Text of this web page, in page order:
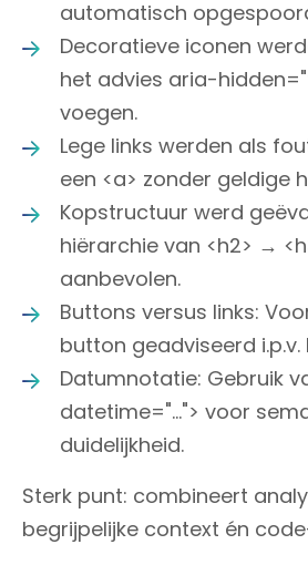
automatisch
Decoratieve iconen
het advies aria-
voegen.
Lege links werden als
een <a> zonder geldige
Kopstructuur werd
hiërarchie van <h2> →
aanbevolen.
Buttons versus links:
button geadviseerd i.p.v.
Datumnotatie: Gebruik
datetime="..."> voor
duidelijkheid.
Sterk punt: combineert
begrijpelijke context én